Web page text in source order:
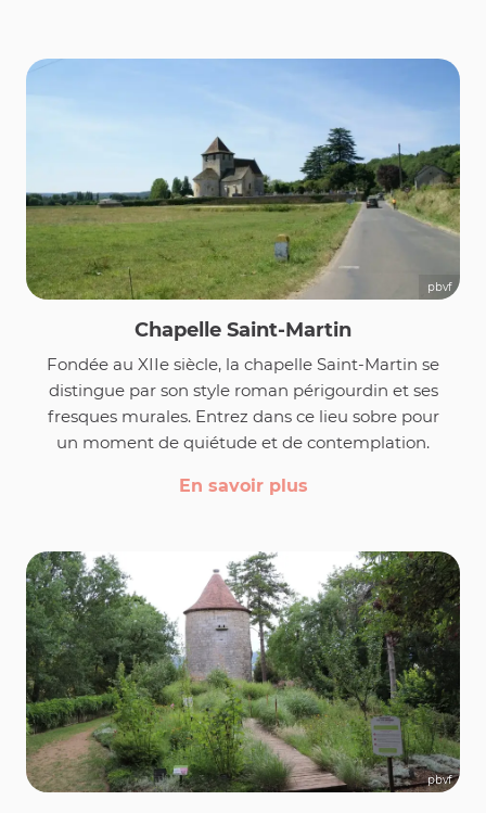
pbvf
Chapelle Saint-Martin
Fondée au XIIe siècle, la chapelle Saint-Martin se
distingue par son style roman périgourdin et ses
fresques murales. Entrez dans ce lieu sobre pour
un moment de quiétude et de contemplation.
En savoir plus
pbvf